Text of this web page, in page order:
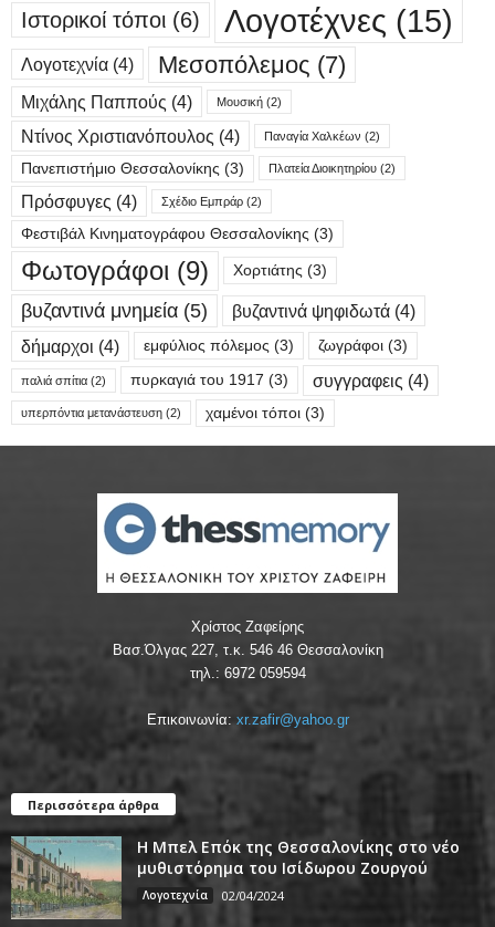
Ιστορικοί τόποι (6) Λογοτέχνες (15)
Λογοτεχνία (4) Μεσοπόλεμος (7)
Μιχάλης Παππούς (4) Μουσική (2)
Ντίνος Χριστιανόπουλος (4) Παναγία Χαλκέων (2)
Πανεπιστήμιο Θεσσαλονίκης (3) Πλατεία Διοικητηρίου (2)
Πρόσφυγες (4) Σχέδιο Εμπράρ (2)
Φεστιβάλ Κινηματογράφου Θεσσαλονίκης (3)
Φωτογράφοι (9) Χορτιάτης (3)
βυζαντινά μνημεία (5) βυζαντινά ψηφιδωτά (4)
δήμαρχοι (4) εμφύλιος πόλεμος (3) ζωγράφοι (3)
παλιά σπίτια (2) πυρκαγιά του 1917 (3) συγγραφεις (4)
υπερπόντια μετανάστευση (2) χαμένοι τόποι (3)
Χρίστος Ζαφείρης
Βασ.Όλγας 227, τ.κ. 546 46 Θεσσαλονίκη
τηλ.: 6972 059594
Επικοινωνία: xr.zafir@yahoo.gr
Περισσότερα άρθρα
Η Μπελ Επόκ της Θεσσαλονίκης στο νέο
μυθιστόρημα του Ισίδωρου Ζουργού
Λογοτεχνία 02/04/2024